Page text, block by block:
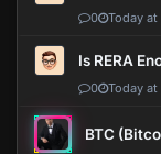
0 Today at
Is RERA
0 Today at
BTC